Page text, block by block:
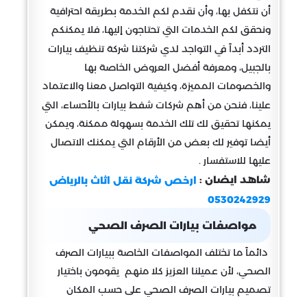
أن نتكفل بها، وأن نقدم لكم الخدمة بطريقة احترافية
ونحقق لكم الخدمات التي تحتاجون إليها، فلا يمكنكم
التردد أبداً في التواجد لدي شركتنا شركة تنظيف بيارات
بالجبيل، ومعرفة أفضل العروض الخاصة بها
والخصومات المميزة، وكيفية التواصل معنا والاعتماد
علينا، فنحن من أهم شركات شفط بيارات بالأحساء، التي
يمكنها تحقيق لك تلك الخدمة بسهولة ممكنة، ويمكن
أيضا توفير لك بعض من الأرقام التي يمكنك الاتصال
عليها للاستفسار .
شاهد ايضان : ارخص شركة نقل اثاث بالرياض
0530242929
مواصفات بيارات الصرف الصحي
دائماً ما تختلف المواصفات الخاصة ببيارات الصرف
الصحي، لأن عميلنا العزيز كلا منهم يقومون باختيار
تصميم بيارات الصرف الصحي على حسب المكان